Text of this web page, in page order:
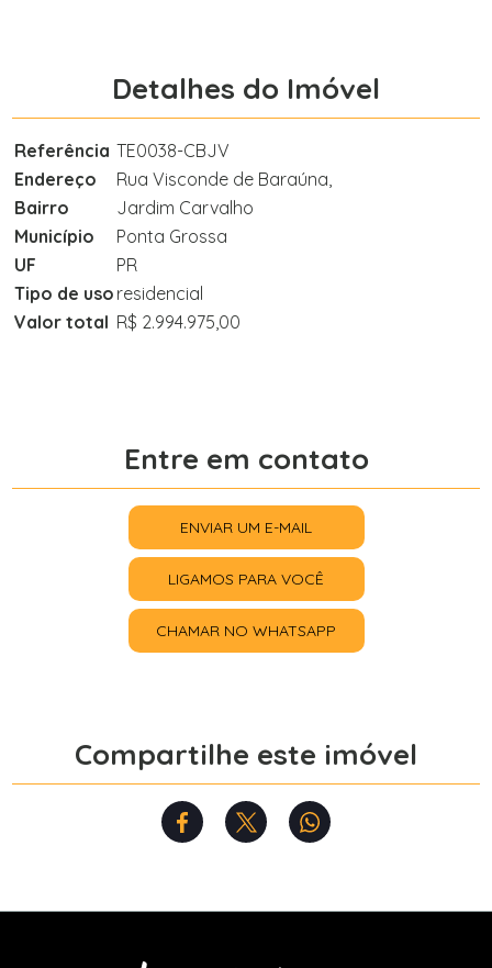
Detalhes do Imóvel
Referência TE0038-CBJV
Endereço
Rua Visconde de Baraúna,
Bairro
Jardim Carvalho
Município
Ponta Grossa
UF
PR
Tipo de uso residencial
Valor total R$ 2.994.975,00
Entre em contato
ENVIAR UM E-MAIL
LIGAMOS PARA VOCÊ
CHAMAR NO WHATSAPP
Compartilhe este imóvel